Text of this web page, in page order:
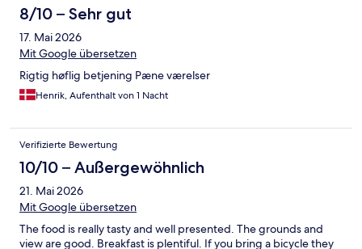
8/10 – Sehr gut
17. Mai 2026
Mit Google übersetzen
Rigtig høflig betjening Pæne værelser
Henrik, Aufenthalt von 1 Nacht
Verifizierte Bewertung
10/10 – Außergewöhnlich
21. Mai 2026
Mit Google übersetzen
The food is really tasty and well presented. The grounds and
view are good. Breakfast is plentiful. If you bring a bicycle they